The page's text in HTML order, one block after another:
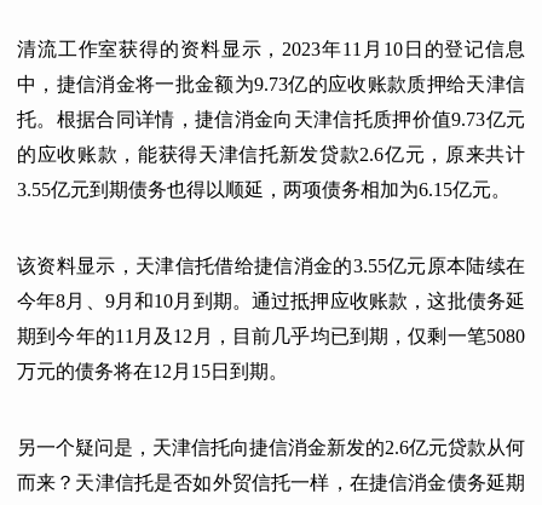
清流工作室获得的资料显示，2023年11月10日的登记信息
中，捷信消金将一批金额为9.73亿的应收账款质押给天津信
托。根据合同详情，捷信消金向天津信托质押价值9.73亿元
的应收账款，能获得天津信托新发贷款2.6亿元，原来共计
3.55亿元到期债务也得以顺延，两项债务相加为6.15亿元。
该资料显示，天津信托借给捷信消金的3.55亿元原本陆续在
今年8月、9月和10月到期。通过抵押应收账款，这批债务延
期到今年的11月及12月，目前几乎均已到期，仅剩一笔5080
万元的债务将在12月15日到期。
另一个疑问是，天津信托向捷信消金新发的2.6亿元贷款从何
而来？天津信托是否如外贸信托一样，在捷信消金债务延期